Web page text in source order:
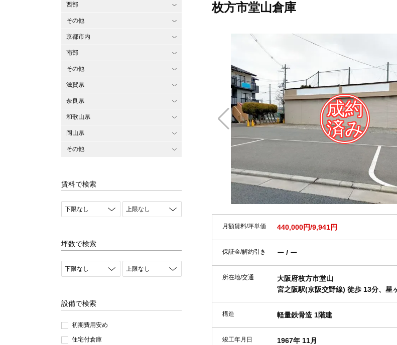
枚方市堂山倉庫
月額賃料/坪単価 440,000円/9,941円
保証金/解約引き ー / ー
所在地/交通
大阪府枚方市堂山
宮之阪駅(京阪交野線) 徒歩 13分、星
構造 軽量鉄骨造 1階建
竣工年月日 1967年 11月
西部
その他
京都市内
南部
その他
滋賀県
奈良県
和歌山県
岡山県
その他
賃料で検索
坪数で検索
設備で検索
初期費用安め
住宅付倉庫